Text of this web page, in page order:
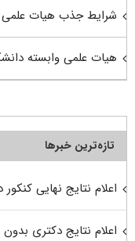
شرایط جذب هیات علمی
هیات علمی وابسته
تازه‌ترین خبرها
اعلام نتایج نهایی کنکور دکتری ۱۴۰۵
اعلام نتایج دکتری بدون